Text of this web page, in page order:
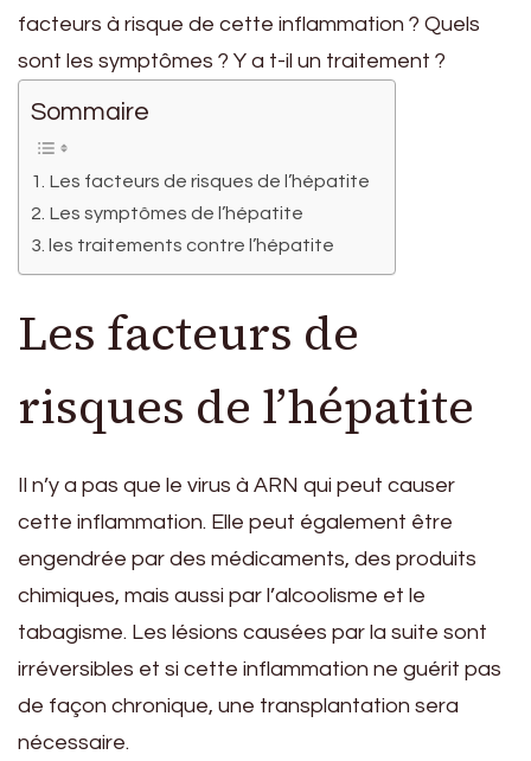
facteurs à risque de cette inflammation ? Quels
sont les symptômes ? Y a t-il un traitement ?
Sommaire
Les facteurs de risques de l’hépatite
Les symptômes de l’hépatite
les traitements contre l’hépatite
Les facteurs de
risques de l’hépatite
Il n’y a pas que le virus à ARN qui peut causer
cette inflammation. Elle peut également être
engendrée par des médicaments, des produits
chimiques, mais aussi par l’alcoolisme et le
tabagisme. Les lésions causées par la suite sont
irréversibles et si cette inflammation ne guérit pas
de façon chronique, une transplantation sera
nécessaire.